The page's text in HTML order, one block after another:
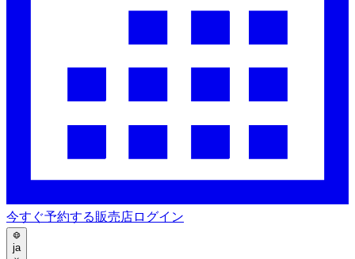
今すぐ予約する販売店ログイン
ja